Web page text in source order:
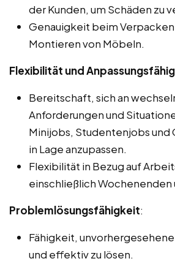
der Kunden, um Schäden zu
Genauigkeit beim
Montieren von Möbeln.
Flexibilität und
Bereitschaft, sich an
Anforderungen und
Minijobs, Studentenjobs
in Lage anzupassen.
Flexibilität in Bezug auf
einschließlich Wochenenden
Problemlösungsfähigkeit:
Fähigkeit,
und effektiv zu lösen.